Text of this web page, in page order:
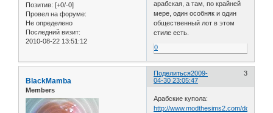
Позитив: [+0/-0]
Провел на форуме:
Не определено
Последний визит:
2010-08-22 13:51:12
арабская, а там, по крайней
мере, один особняк и один
общественный лот в этом
стиле есть.
0
Поделиться 3
2009-
04-30 23:05:47
BlackMamba
Members
Арабские купола:
http://www.modthesims2.com/